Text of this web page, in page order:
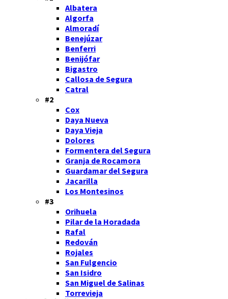
Albatera
Algorfa
Almoradí
Benejúzar
Benferri
Benijófar
Bigastro
Callosa de Segura
Catral
#2
Cox
Daya Nueva
Daya Vieja
Dolores
Formentera del Segura
Granja de Rocamora
Guardamar del Segura
Jacarilla
Los Montesinos
#3
Orihuela
Pilar de la Horadada
Rafal
Redován
Rojales
San Fulgencio
San Isidro
San Miguel de Salinas
Torrevieja